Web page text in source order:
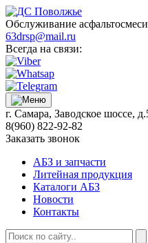
Обслуживание
63drsp@mail.ru
Всегда на связи:
г. Самара, Заводское шоссе,
8(960) 822-92-82
Заказать звонок
АБЗ и запчасти
Литейная продукция
Каталоги АБЗ
Новости
Контакты